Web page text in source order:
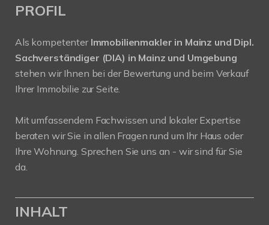
PROFIL
Als kompetenter Immobilienmakler in Mainz und Dipl.
Sachverständiger (DIA) in Mainz und Umgebung
stehen wir Ihnen bei der Bewertung und beim Verkauf
Ihrer Immobilie zur Seite.
Mit umfassendem Fachwissen und lokaler Expertise
beraten wir Sie in allen Fragen rund um Ihr Haus oder
Ihre Wohnung. Sprechen Sie uns an - wir sind für Sie
da.
INHALT